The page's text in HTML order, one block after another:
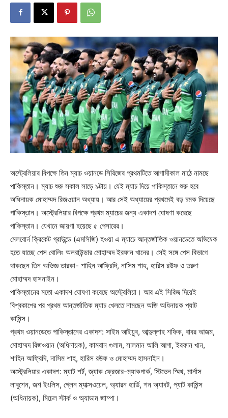
অস্ট্রেলিয়ার বিপক্ষে তিন ম্যাচ ওয়ানডে সিরিজের প্রথমটিতে আগামীকাল মাঠে নামছে
পাকিস্তান। ম্যাচ শুরু সকাল সাড়ে ৯টায়। যেই ম্যাচ দিয়ে পাকিস্তানে শুরু হবে
অধিনায়ক মোহাম্মদ রিজওয়ান অধ্যায়। আর সেই অধ্যায়ের প্রথমেই বড় চমক দিয়েছে
পাকিস্তান। অস্ট্রেলিয়ার বিপক্ষে প্রথম ম্যাচের জন্য একাদশ ঘোষণা করেছে
পাকিস্তান। যেখানে জায়গা হয়েছে ৫ পেসারের।
মেলবোর্ন ক্রিকেট গ্রাউন্ডে (এমসিজি) হওয়া এ ম্যাচে আন্তর্জাতিক ওয়ানডেতে অভিষেক
হতে যাচ্ছে পেস বোলিং অলরাউন্ডার মোহাম্মদ ইরফান খানের। সেই সঙ্গে পেস বিভাগে
থাকছেন তিন অভিজ্ঞ তারকা- শাহিন আফ্রিদি, নাসিম শাহ, হারিস রউফ ও তরুণ
মোহাম্মদ হাসনাইন।
পাকিস্তানের মতো একাদশ ঘোষণা করেছে অস্ট্রেলিয়া। আর এই সিরিজ দিয়েই
বিশ্বকাপের পর প্রথম আন্তর্জাতিক ম্যাচ খেলতে নামছেন অজি অধিনায়ক প্যাট
কামিন্স।
প্রথম ওয়ানডেতে পাকিস্তানের একাদশ: সাইম আইয়ুব, আব্দুল্লাহ শফিক, বাবর আজম,
মোহাম্মদ রিজওয়ান (অধিনায়ক), কামরান গুলাম, সালমান আলি আগা, ইরফান খান,
শাহিন আফ্রিদি, নাসিম শাহ, হারিস রউফ ও মোহাম্মদ হাসনাইন।
অস্ট্রেলিয়ার একাদশ: ম্যাট শর্ট, জ্যাক ফ্রেজার-ম্যাকগার্ক, স্টিভেন স্মিথ, মার্নাস
লাবুশেন, জশ ইংলিস, গ্লেন ম্যাক্সওয়েল, অ্যারন হার্ডি, শন অ্যাবট, প্যাট কামিন্স
(অধিনায়ক), মিচেল স্টার্ক ও অ্যাডাম জাম্পা।